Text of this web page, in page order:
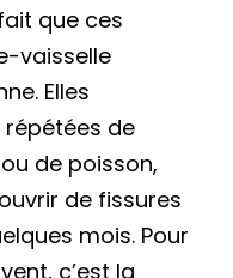
que ces
vaisselle
Elles
de
de poisson,
de fissures
mois. Pour
c’est la